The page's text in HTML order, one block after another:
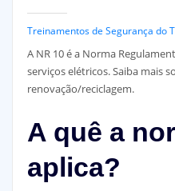
Treinamentos de Segurança do
A NR 10 é a Norma
serviços elétricos. Saiba mais
renovação/reciclagem.
A quê a
aplica?